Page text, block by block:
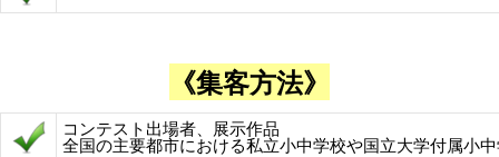
《集客方法》
コンテスト出場者、展示作品
全国の主要都市における私立小中学校や国立大学付属小